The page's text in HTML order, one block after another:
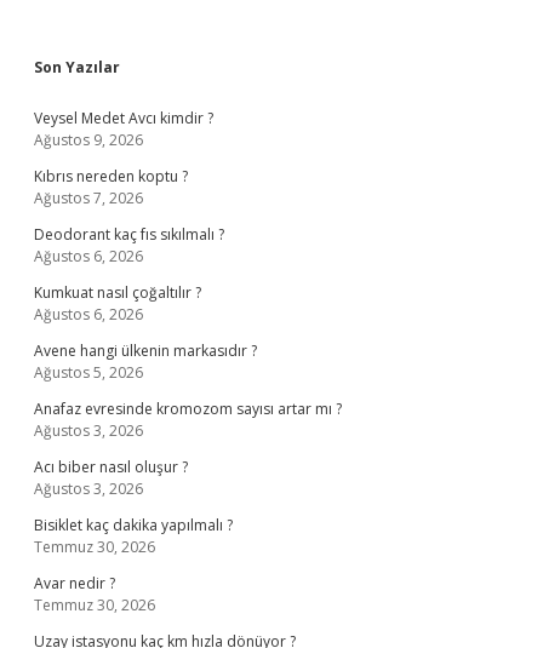
Sidebar
Son Yazılar
Veysel Medet Avcı kimdir ?
Ağustos 9, 2026
Kıbrıs nereden koptu ?
Ağustos 7, 2026
Deodorant kaç fıs sıkılmalı ?
Ağustos 6, 2026
Kumkuat nasıl çoğaltılır ?
Ağustos 6, 2026
Avene hangi ülkenin markasıdır ?
Ağustos 5, 2026
Anafaz evresinde kromozom sayısı artar mı ?
Ağustos 3, 2026
Acı biber nasıl oluşur ?
Ağustos 3, 2026
Bisiklet kaç dakika yapılmalı ?
Temmuz 30, 2026
Avar nedir ?
Temmuz 30, 2026
Uzay istasyonu kaç km hızla dönüyor ?